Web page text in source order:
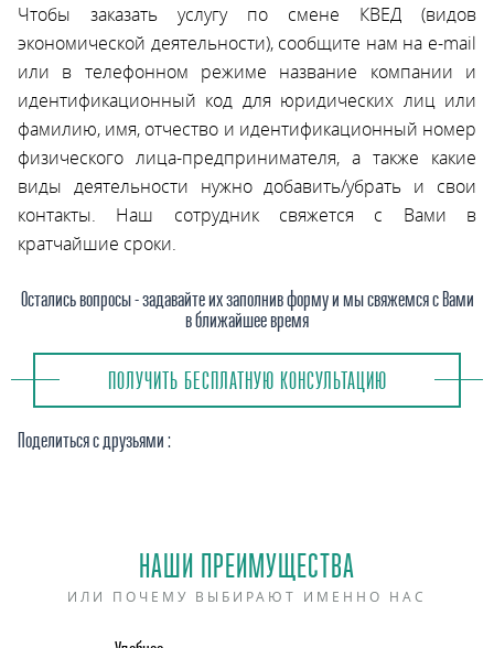
Чтобы заказать услугу по смене КВЕД (видов
экономической деятельности), сообщите нам на e-mail
или в телефонном режиме название компании и
идентификационный код для юридических лиц или
фамилию, имя, отчество и идентификационный номер
физического лица-предпринимателя, а также какие
виды деятельности нужно добавить/убрать и свои
контакты. Наш сотрудник свяжется с Вами в
кратчайшие сроки.
Остались вопросы - задавайте их заполнив форму и мы свяжемся с Вами
в ближайшее время
ПОЛУЧИТЬ БЕСПЛАТНУЮ КОНСУЛЬТАЦИЮ
Поделиться с друзьями :
НАШИ ПРЕИМУЩЕСТВА
ИЛИ ПОЧЕМУ ВЫБИРАЮТ ИМЕННО НАС